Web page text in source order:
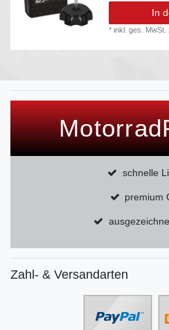
In
*inkl. ges. MwSt.
schnelle
premium
Zahl- & Versandarten